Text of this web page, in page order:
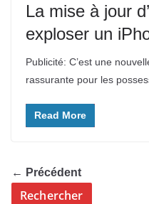
La mise à jour
exploser un
Publicité: C’est une
rassurante pour les
Read More
← Précédent
Rechercher